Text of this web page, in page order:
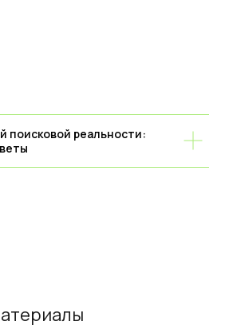
поисковой реальности: